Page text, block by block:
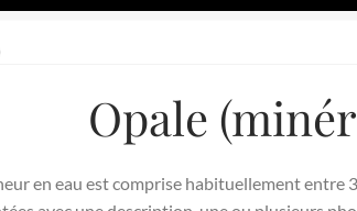
Opale
en eau est comprise habituellement